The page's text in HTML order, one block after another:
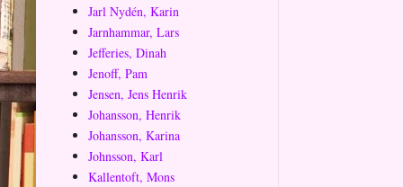
Jarl Nydén, Karin
Jarnhammar, Lars
Jefferies, Dinah
Jenoff, Pam
Jensen, Jens Henrik
Johansson, Henrik
Johansson, Karina
Johnsson, Karl
Kallentoft, Mons